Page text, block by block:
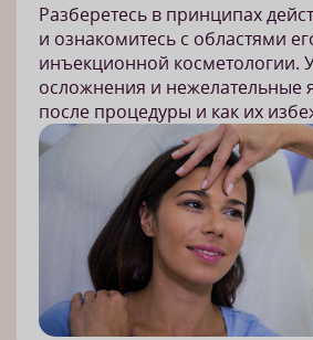
Разберетесь в принципах
и ознакомитесь с областями
инъекционной косметологии.
осложнения и нежелательные
после процедуры и как их